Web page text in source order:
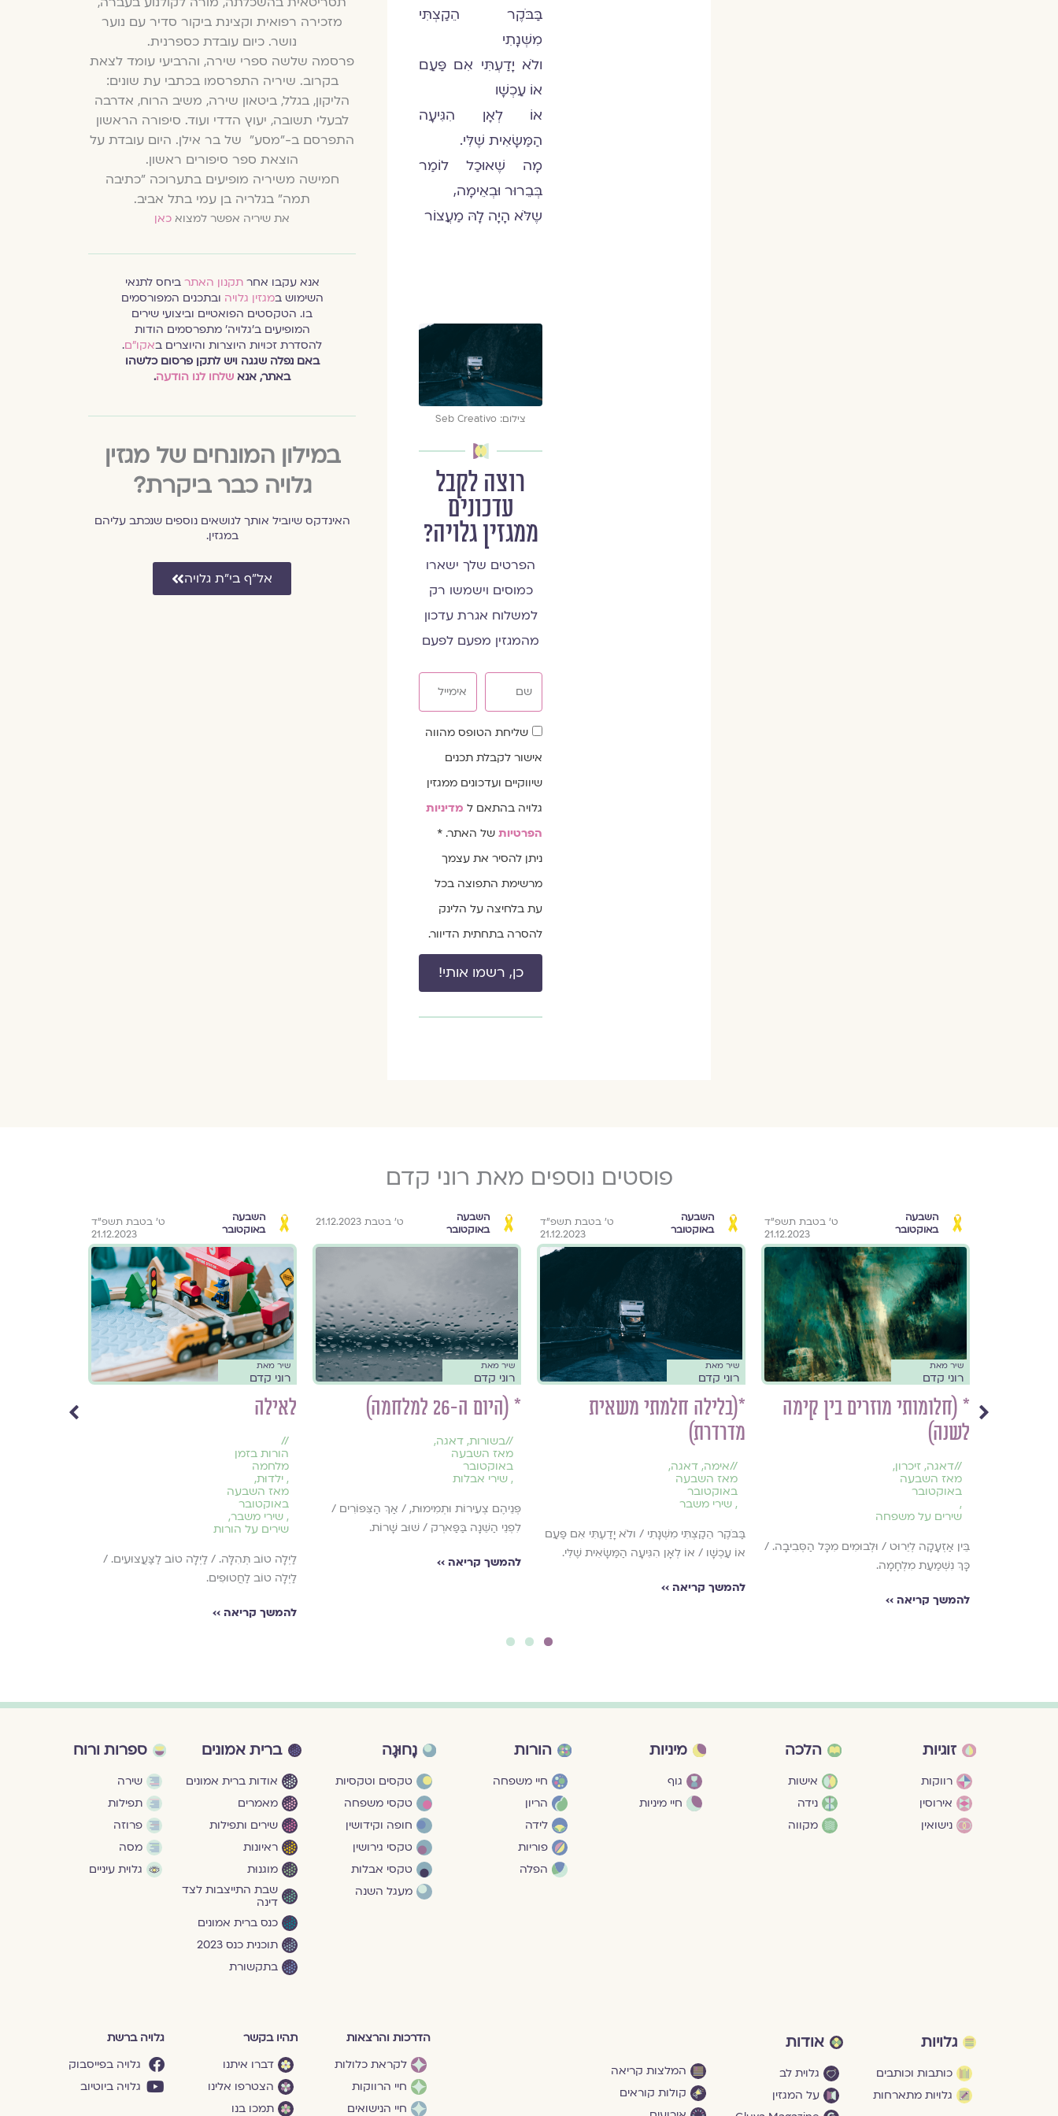
בַּבֹּקֶר הֵקַצְתִּי
מִשְּׁנָתִי
ולֹא יָדַעְתִּי אִם פַּעַם
אוֹ עַכְשָׁו
אוֹ לְאָן הִגִּיעָה
הַמַּשָּׂאִית שֶׁלִּי.
מָה שֶׁאוּכַל לוֹמַר
בְּבֵרוּר וּבְאֵימָה,
שֶלֹּא הָיָה לָהּ מַעֲצוֹר
צילום: Seb Creativo
רוצה לקבל
עדכונים
ממגזין גלויה?
הפרטים שלך ישארו
כמוסים וישמשו רק
למשלוח אגרת עדכון
מהמגזין מפעם לפעם
שדהשליחת הטופס מהווה
אישור לקבלת תכנים
שיווקיים ועדכונים ממגזין
גלויה בהתאם למדיניות
הפרטיותשל האתר. *
ניתן להסיר את עצמך
מרשימת התפוצה בכל
עת בלחיצה על הלינק
להסרה בתחתית הדיוור.
כן, רשמו אותי!
מזכירה רפואית וקצינת ביקור סדיר עם נוער
נושר. כיום עובדת כספרנית.
פרסמה שלשה ספרי שירה, והרביעי עומד לצאת
בקרוב. שיריה התפרסמו בכתבי עת שונים:
הליקון, בגלל, ביטאון שירה, משיב הרוח, אדרבה
לבעלי תשובה, יעוץ הדדי ועוד. סיפורה הראשון
התפרסם ב-"מסע" של בר אילן. היום עובדת על
הוצאת ספר סיפורים ראשון.
חמישה משיריה מופיעים בתערוכה "כתיבה
תמה" בגלריה בן עמי בתל אביב.
את שיריה אפשר למצוא כאן
אנא עקבו אחרתקנון האתר ביחס לתנאי
השימוש במגזין גלויה ובתכנים המפורסמים
בו. הטקסטים הפואטיים וביצועי שירים
המופיעים ב׳גלויה׳ מתפרסמים הודות
להסדרת זכויות היוצרות והיוצרים באקו״ם.
באם נפלה שגגה ויש לתקן פרסום כלשהו
באתר, אנא שלחו לנו הודעה.
במילון המונחים של מגזין
גלויה כבר ביקרת?
האינדקס שיוביל אותך לנושאים נוספים שנכתב עליהם
במגזין.
אל״ף בי״ת גלויה
פוסטים נוספים מאת רוני קדם
השבעה
באוקטובר
ט׳ בטבת תשפ״ד
21.12.2023
שיר מאת
רוני קדם
* (חלומותי מוזרים בין קימה
לשנה)
//דאגה, זיכרון,
מאז השבעה
באוקטובר
,
שירים על משפחה
בֵּין אַזְעָקָה לְיֵרוּט / וּלְבוּמִים מִכָּל הַסְּבִיבָה. /
כָּךְ נִשְׁמַעַת מִלְחָמָה.
להמשך קריאה ››
השבעה
באוקטובר
ט׳ בטבת תשפ״ד
21.12.2023
שיר מאת
רוני קדם
*(בלילה חלמתי משאית
מדרדרת)
//אימה, דאגה,
מאז השבעה
באוקטובר
, שירי משבר
בַּבֹּקֶר הֵקַצְתִּי מִשְּׁנָתִי / ולֹא יָדַעְתִּי אִם פַּעַם
אוֹ עַכְשָׁו / אוֹ לְאָן הִגִּיעָה הַמַּשָּׂאִית שֶׁלִּי.
להמשך קריאה ››
השבעה
באוקטובר
ט׳ בטבת 21.12.2023
שיר מאת
רוני קדם
* (היום ה-26 למלחמה)
//בשורות, דאגה,
מאז השבעה
באוקטובר
, שירי אבלות
פְּנֵיהֶם צְעִירוֹת וּתְמִימוּת, / אַךְ הַצִּפּוֹרִים /
לִפְנֵי הַשֵּׁנָה בַּפַּארְק / שׁוּב שָׁרוֹת.
להמשך קריאה ››
השבעה
באוקטובר
ט׳ בטבת תשפ״ד
21.12.2023
שיר מאת
רוני קדם
לאילה
//
הורות בזמן
מלחמה
, ילדוּת,
מאז השבעה
באוקטובר
, שירי משבר,
שירים על הורות
לַיְלָה טוֹב תְּהִלָּה. / לַיְלָה טוֹב לַצַּעֲצוּעִים. /
לַיְלָה טוֹב לַחֲטוּפִים.
להמשך קריאה ››
חייבת
1
זוגיות
רווקות
אירוסין
נישואין
הלכה
אישות
נידה
מקווה
מיניות
גוף
חיי מיניות
הורות
חיי משפחה
הריון
לידה
פוריות
הפלה
נָחוּגָה
טקסים וטקסיות
טקסי משפחה
חופה וקידושין
טקסי גירושין
טקסי אבלות
מעגל השנה
ברית אמונים
אודות ברית אמונים
מאמרים
שירים ותפילות
ראיונות
מוגנוּת
שבת התייצבות לצד
דינה
כנס ברית אמונים
תוכנית כנס 2023
בתקשורת
ספרות ורוח
שירה
תפילות
פרוזה
מסה
גלוית עיניים
גלויות
כותבות וכותבים
גלויות מתארחות
אודות
גלוית לב
על המגזין
המלצות קריאה
קולות קוראים
הדרכות והרצאות
לקראת כלולות
חיי הרווקות
חיי הנישואים
תהיו בקשר
דברו איתנו
הצטרפו אלינו
תמכו בנו
גלויה ברשת
גלויה בפייסבוק
גלויה ביוטיוב